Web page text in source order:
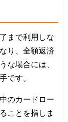
まで利用しな
り、全額返済
な場合には、
です。
のカードロー
ことを指しま